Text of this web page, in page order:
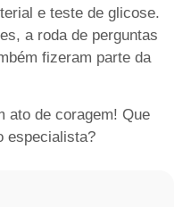
e teste de glicose.
a roda de perguntas
fizeram parte da
ato de coragem! Que
especialista?